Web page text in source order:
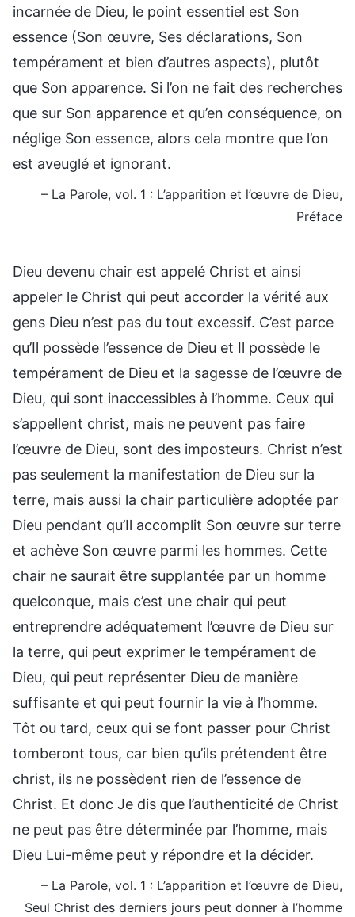
incarnée de Dieu, le point essentiel est Son
essence (Son œuvre, Ses déclarations, Son
tempérament et bien d’autres aspects), plutôt
que Son apparence. Si l’on ne fait des recherches
que sur Son apparence et qu’en conséquence, on
néglige Son essence, alors cela montre que l’on
est aveuglé et ignorant.
– La Parole, vol. 1 : L’apparition et l’œuvre de Dieu,
Préface
Dieu devenu chair est appelé Christ et ainsi
appeler le Christ qui peut accorder la vérité aux
gens Dieu n’est pas du tout excessif. C’est parce
qu’Il possède l’essence de Dieu et Il possède le
tempérament de Dieu et la sagesse de l’œuvre de
Dieu, qui sont inaccessibles à l’homme. Ceux qui
s’appellent christ, mais ne peuvent pas faire
l’œuvre de Dieu, sont des imposteurs. Christ n’est
pas seulement la manifestation de Dieu sur la
terre, mais aussi la chair particulière adoptée par
Dieu pendant qu’Il accomplit Son œuvre sur terre
et achève Son œuvre parmi les hommes. Cette
chair ne saurait être supplantée par un homme
quelconque, mais c’est une chair qui peut
entreprendre adéquatement l’œuvre de Dieu sur
la terre, qui peut exprimer le tempérament de
Dieu, qui peut représenter Dieu de manière
suffisante et qui peut fournir la vie à l’homme.
Tôt ou tard, ceux qui se font passer pour Christ
tomberont tous, car bien qu’ils prétendent être
christ, ils ne possèdent rien de l’essence de
Christ. Et donc Je dis que l’authenticité de Christ
ne peut pas être déterminée par l’homme, mais
Dieu Lui-même peut y répondre et la décider.
– La Parole, vol. 1 : L’apparition et l’œuvre de Dieu,
Seul Christ des derniers jours peut donner à l’homme